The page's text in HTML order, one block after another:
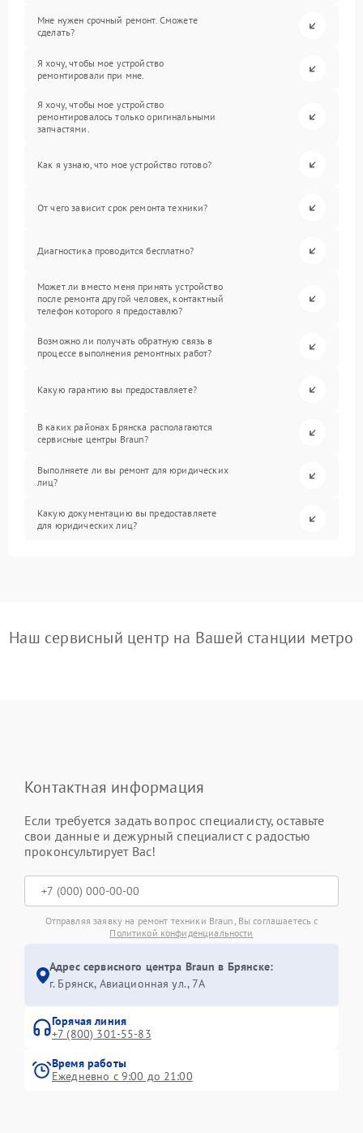
Мне нужен срочный ремонт. Сможете
сделать?
Я хочу, чтобы мое устройство
ремонтировали при мне.
Я хочу, чтобы мое устройство
ремонтировалось только оригинальными
запчастями.
Как я узнаю, что мое устройство готово?
От чего зависит срок ремонта техники?
Диагностика проводится бесплатно?
Может ли вместо меня принять устройство
после ремонта другой человек, контактный
телефон которого я предоставлю?
Возможно ли получать обратную связь в
процессе выполнения ремонтных работ?
Какую гарантию вы предоставляете?
В каких районах Брянска располагаются
сервисные центры Braun?
Выполняете ли вы ремонт для юридических
лиц?
Какую документацию вы предоставляете
для юридических лиц?
Наш сервисный центр на Вашей станции метро
Контактная информация
Если требуется задать вопрос специалисту, оставьте
свои данные и дежурный специалист с радостью
проконсультирует Вас!
Отправляя заявку на ремонт техники Braun, Вы соглашаетесь с
Политикой конфиденциальности
Адрес сервисного центра Braun в Брянске:
г. Брянск, Авиационная ул., 7А
Горячая линия
+7 (800) 301-55-83
Время работы
Ежедневно с 9:00 до 21:00